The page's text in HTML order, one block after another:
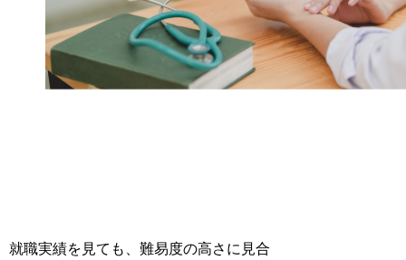
就職実績を見ても、難易度の高さに見合